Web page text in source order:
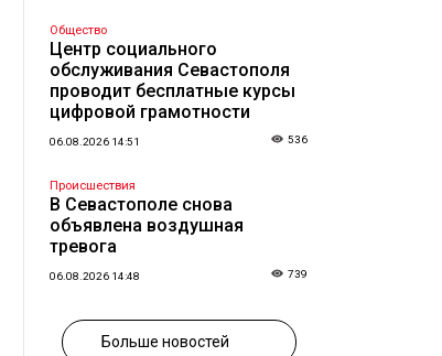
Общество
Центр социального
обслуживания Севастополя
проводит бесплатные курсы
цифровой грамотности
06.08.2026 14:51 536
Происшествия
В Севастополе снова
объявлена воздушная
тревога
06.08.2026 14:48 739
Больше новостей